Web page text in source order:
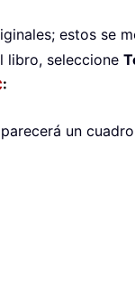
estos se
libro, seleccione
:
un